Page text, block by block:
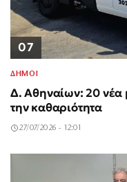
07
ΔΗΜΟΙ
Δ. Αθηναίων: 20 νέα
την καθαριότητα
27/07/2026 - 12:01